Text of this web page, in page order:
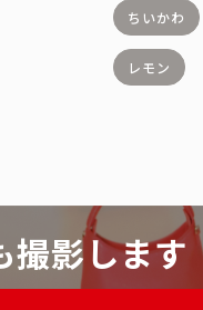
ちいかわ
レモン
撮影します